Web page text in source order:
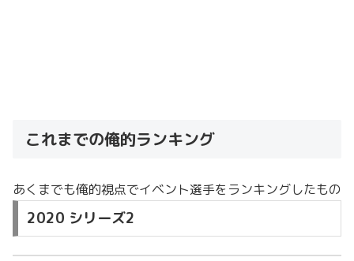
これまでの俺的ランキング
あくまでも俺的視点でイベント選手をランキングしたもの
2020 シリーズ2